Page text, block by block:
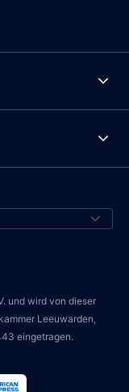
und wird von dieser
Leeuwarden,
eingetragen.